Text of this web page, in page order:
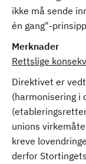
ikke må sende
én gang"-
Merknader
Rettslige
Direktivet er
(harmonisering i
unions
kreve
derfor